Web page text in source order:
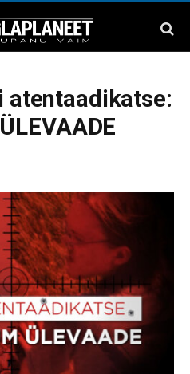
atentaadikatse: